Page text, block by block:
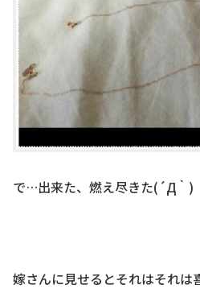
で…出来た、燃え尽きた(´Д｀)
嫁さんに見せるとそれはそれは